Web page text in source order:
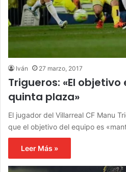
Iván 27 marzo, 2017
Trigueros: «El
quinta plaza»
El jugador del Villarreal CF Manu
que el objetivo del equipo es
Leer Más »